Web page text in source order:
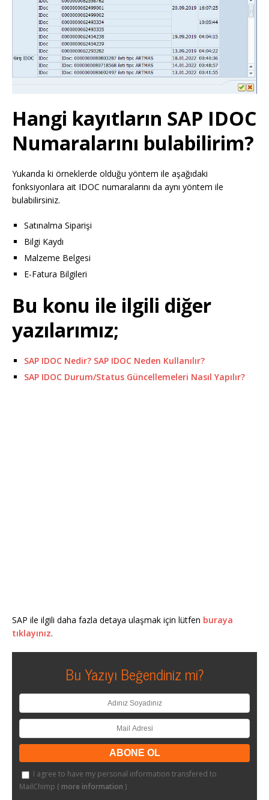
Hangi kayıtların SAP IDOC
Numaralarını bulabilirim?
Yukarıda ki örneklerde olduğu yöntem ile aşağıdaki
fonksiyonlara ait IDOC numaralarını da aynı yöntem ile
bulabilirsiniz.
Satınalma Siparişi
Bilgi Kaydı
Malzeme Belgesi
E-Fatura Bilgileri
Bu konu ile ilgili diğer
yazılarımız;
SAP IDOC Nedir? SAP IDOC Neden Kullanılır?
SAP IDOC Durum/Status Güncellemeleri Nasıl Yapılır?
SAP ile ilgili daha fazla detaya ulaşmak için lütfen buraya
tıklayınız.
Bu Yazıyı Beğendiniz mi?
I agree to have my personal information transfered to
MailChimp ( more information )